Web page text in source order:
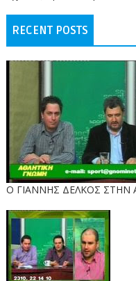
RECENT POSTS
Ο ΓΙΑΝΝΗΣ ΔΕΛΚΟΣ ΣΤΗΝ